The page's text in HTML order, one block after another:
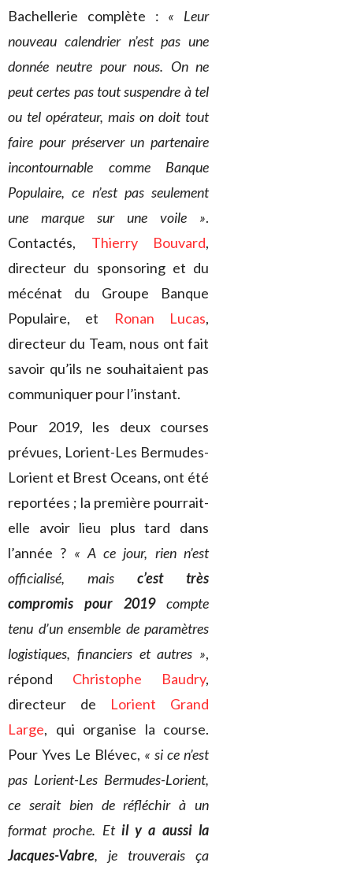
Bachellerie complète : « Leur
nouveau calendrier n’est pas une
donnée neutre pour nous. On ne
peut certes pas tout suspendre à tel
ou tel opérateur, mais on doit tout
faire pour préserver un partenaire
incontournable comme Banque
Populaire, ce n’est pas seulement
une marque sur une voile ».
Contactés, Thierry Bouvard,
directeur du sponsoring et du
mécénat du Groupe Banque
Populaire, et
Ronan Lucas,
directeur du Team, nous ont fait
savoir qu’ils ne souhaitaient pas
communiquer pour l’instant.
Pour 2019, les deux courses
prévues, Lorient-Les Bermudes-
Lorient et Brest Oceans, ont été
reportées ; la première pourrait-
elle avoir lieu plus tard dans
l’année ? « A ce jour, rien n’est
officialisé, mais c’est très
compromis pour 2019 compte
tenu d’un ensemble de paramètres
logistiques, financiers et autres »,
répond Christophe Baudry,
directeur de Lorient Grand
Large, qui organise la course.
Pour Yves Le Blévec, « si ce n’est
pas Lorient-Les Bermudes-Lorient,
ce serait bien de réfléchir à un
format proche. Et il y a aussi la
Jacques-Vabre, je trouverais ça